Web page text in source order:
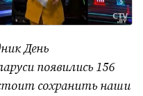
День
появились 156
сохранить наши